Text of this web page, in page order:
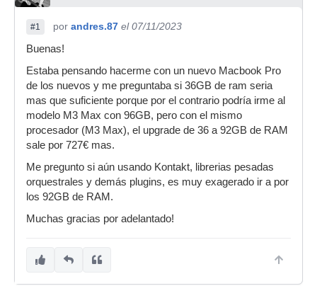
#1 por andres.87 el 07/11/2023
Buenas!
Estaba pensando hacerme con un nuevo Macbook Pro
de los nuevos y me preguntaba si 36GB de ram seria
mas que suficiente porque por el contrario podría irme al
modelo M3 Max con 96GB, pero con el mismo
procesador (M3 Max), el upgrade de 36 a 92GB de RAM
sale por 727€ mas.
Me pregunto si aún usando Kontakt, librerias pesadas
orquestrales y demás plugins, es muy exagerado ir a por
los 92GB de RAM.
Muchas gracias por adelantado!